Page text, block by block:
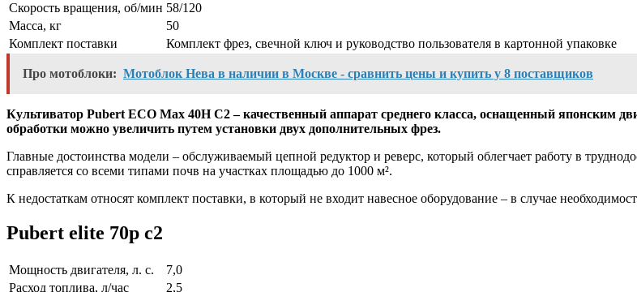
Скорость вращения, об/мин 58/120
Масса, кг
50
Комплект поставки
Комплект фрез, свечной ключ и руководство пользователя в картонной упаковке
Про мотоблоки: Мотоблок Нева в наличии в Москве - сравнить цены и купить у 8 поставщиков
Культиватор Pubert ECO Max 40H C2 – качественный аппарат среднего класса, оснащенный японским
обработки можно увеличить путем установки двух дополнительных фрез.
Главные достоинства модели – обслуживаемый цепной редуктор и реверс, который облегчает работу в
справляется со всеми типами почв на участках площадью до 1000 м².
К недостаткам относят комплект поставки, в который не входит навесное оборудование – в случае
Pubert elite 70p c2
Мощность двигателя, л. с.
7,0
Расход топлива, л/час
2,5